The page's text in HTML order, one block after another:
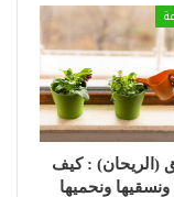
(الريحان) : كيف
ونسقيها ونحميها